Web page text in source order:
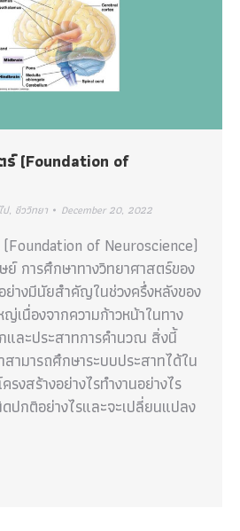
ร์ (Foundation of
ป, ชีววิทยา December 20, 2022
of Neuroscience)
การศึกษาทางวิทยาศาสตร์ของ
ย่างมีนัยสำคัญในช่วงครึ่งหลังของ
เนื่องจากความก้าวหน้าในทาง
และประสาทการคำนวณ สิ่งนี้
ามารถศึกษาระบบประสาทได้ใน
รงสร้างอย่างไรทำงานอย่างไร
ปกติอย่างไรและจะเปลี่ยนแปลง